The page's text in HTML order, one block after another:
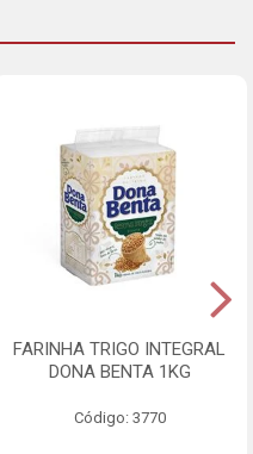
FARINHA TRIGO INTEGRAL
DONA BENTA 1KG
Código: 3770